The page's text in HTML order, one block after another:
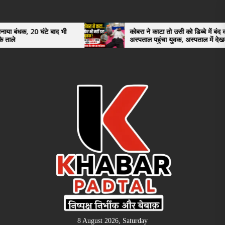
the
content
भी
कोबरा ने काटा तो उसी को डिब्बे में बंद कर
अस्पताल पहुंचा युवक, अस्पताल में देखकर डॉक्टर
भी रह गए हैरान
8 August 2026, Saturday